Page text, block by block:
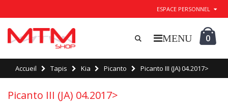
ESPACE PERSONNEL
0
Accueil Tapis Kia Picanto Picanto III (JA) 04.2017>
Picanto III (JA) 04.2017>